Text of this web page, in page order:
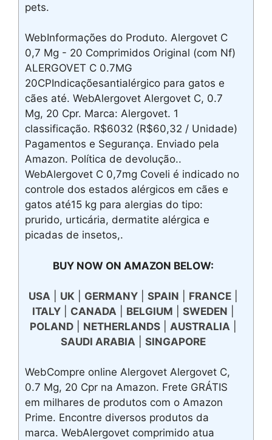
pets.
WebInformações do Produto. Alergovet C
0,7 Mg - 20 Comprimidos Original (com Nf)
ALERGOVET C 0.7MG
20CPIndicaçõesantialérgico para gatos e
cães até. WebAlergovet Alergovet C, 0.7
Mg, 20 Cpr. Marca: Alergovet. 1
classificação. R$6032 (R$60,32 / Unidade)
Pagamentos e Segurança. Enviado pela
Amazon. Política de devolução..
WebAlergovet C 0,7mg Coveli é indicado no
controle dos estados alérgicos em cães e
gatos até15 kg para alergias do tipo:
prurido, urticária, dermatite alérgica e
picadas de insetos,.
BUY NOW ON AMAZON BELOW:
USA UK GERMANY| SPAIN FRANCE|
ITALY| CANADA BELGIUM SWEDEN
POLAND| NETHERLANDS| AUSTRALIA
SAUDI ARABIA
SINGAPORE
WebCompre online Alergovet Alergovet C,
0.7 Mg, 20 Cpr na Amazon. Frete GRÁTIS
em milhares de produtos com o Amazon
Prime. Encontre diversos produtos da
marca. WebAlergovet comprimido atua